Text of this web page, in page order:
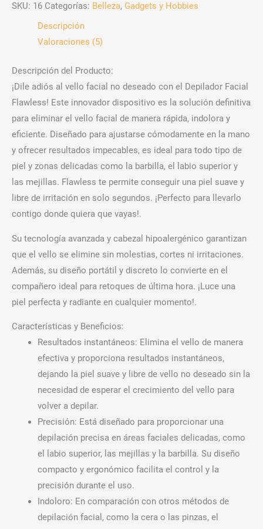
SKU: 16 Categorías: Belleza, Gadgets y Hobbies
Descripción
Valoraciones (5)
Descripción del Producto:
¡Dile adiós al vello facial no deseado con el Depilador Facial
Flawless! Este innovador dispositivo es la solución definitiva
para eliminar el vello facial de manera rápida, indolora y
eficiente. Diseñado para ajustarse cómodamente en la mano
y ofrecer resultados impecables, es ideal para todo tipo de
piel y zonas delicadas como la barbilla, el labio superior y
las mejillas. Flawless te permite conseguir una piel suave y
libre de irritación en solo segundos. ¡Perfecto para llevarlo
contigo donde quiera que vayas!.
Su tecnología avanzada y cabezal hipoalergénico garantizan
que el vello se elimine sin molestias, cortes ni irritaciones.
Además, su diseño portátil y discreto lo convierte en el
compañero ideal para retoques de última hora. ¡Luce una
piel perfecta y radiante en cualquier momento!.
Características y Beneficios:
Resultados instantáneos: Elimina el vello de manera
efectiva y proporciona resultados instantáneos,
dejando la piel suave y libre de vello no deseado sin la
necesidad de esperar el crecimiento del vello para
volver a depilar.
Precisión: Está diseñado para proporcionar una
depilación precisa en áreas faciales delicadas, como
el labio superior, las mejillas y la barbilla. Su diseño
compacto y ergonómico facilita el control y la
precisión durante el uso.
Indoloro: En comparación con otros métodos de
depilación facial, como la cera o las pinzas, el